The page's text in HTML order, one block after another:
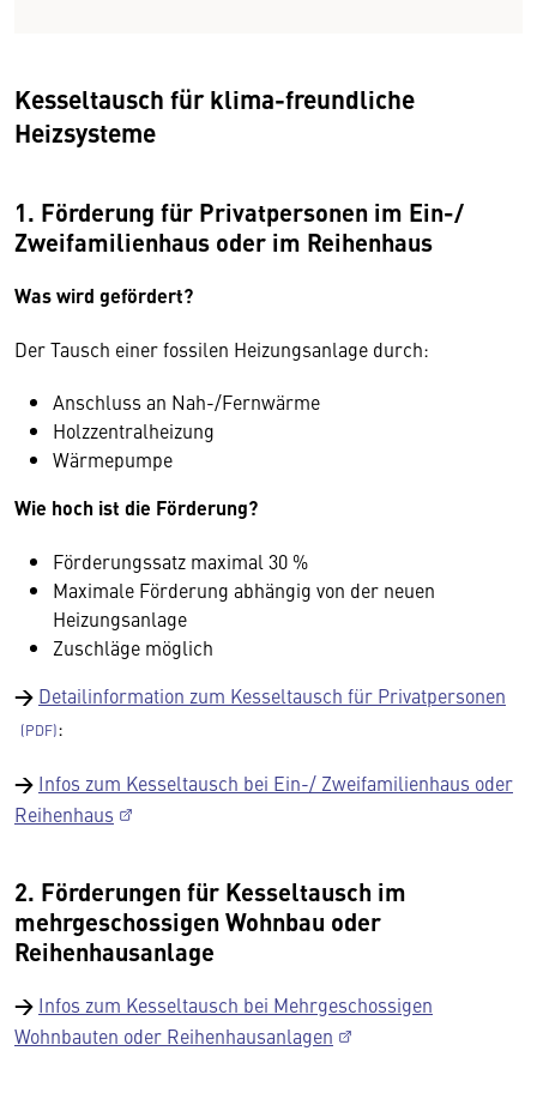
Kesseltausch für klima-freundliche
Heizsysteme
1. Förderung für Privatpersonen im Ein-/
Zweifamilienhaus oder im Reihenhaus
Was wird gefördert?
Der Tausch einer fossilen Heizungsanlage durch:
Anschluss an Nah-/Fernwärme
Holzzentralheizung
Wärmepumpe
Wie hoch ist die Förderung?
Förderungssatz maximal 30 %
Maximale Förderung abhängig von der neuen
Heizungsanlage
Zuschläge möglich
→ Detailinformation zum Kesseltausch für Privatpersonen
:
→ Infos zum Kesseltausch bei Ein-/ Zweifamilienhaus oder
Reihenhaus
2. Förderungen für Kesseltausch im
mehrgeschossigen Wohnbau oder
Reihenhausanlage
→ Infos zum Kesseltausch bei Mehrgeschossigen
Wohnbauten oder Reihenhausanlagen